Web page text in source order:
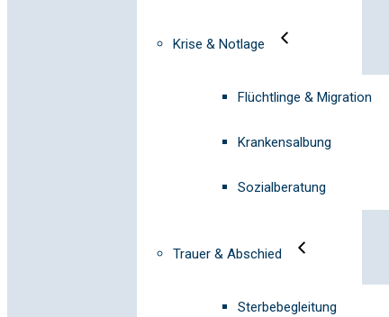
Krise & Notlage
Flüchtlinge & Migration
Krankensalbung
Sozialberatung
Trauer & Abschied
Sterbebegleitung